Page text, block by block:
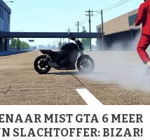
MIST GTA 6 MEER
SLACHTOFFER: BIZAR!